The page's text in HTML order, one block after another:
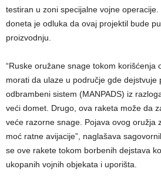
testiran u zoni specijalne vojne operacije.
doneta je odluka da ovaj projektil bude
proizvodnju.
“Ruske oružane snage tokom korišćenja
morati da ulaze u područje gde dejstvuje
odbrambeni sistem (MANPADS) iz
veći domet. Drugo, ova raketa može da
veće razorne snage. Pojava ovog oružja
moć ratne avijacije”, naglašava
se ove rakete tokom borbenih dejstava
ukopanih vojnih objekata i uporišta.